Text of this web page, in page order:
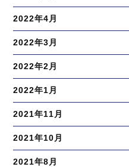
2022年4月
2022年3月
2022年2月
2022年1月
2021年11月
2021年10月
2021年8月